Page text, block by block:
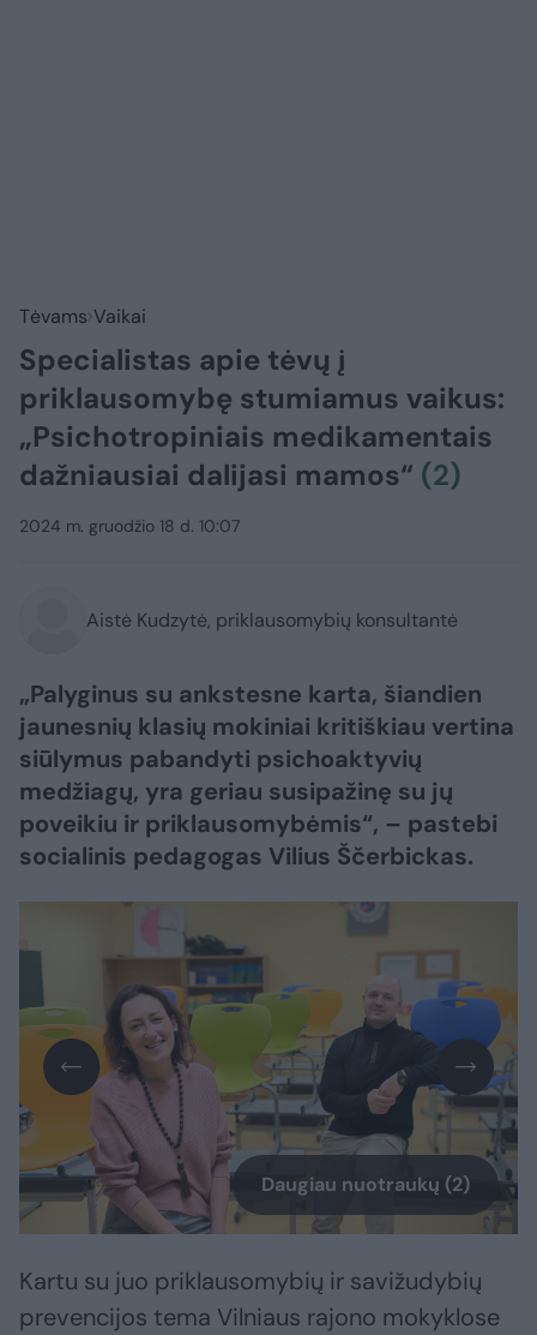
Tėvams Vaikai
Specialistas apie tėvų į
priklausomybę stumiamus vaikus:
„Psichotropiniais medikamentais
dažniausiai dalijasi mamos“ (2)
2024 m. gruodžio 18 d. 10:07
Aistė Kudzytė, priklausomybių konsultantė
„Palyginus su ankstesne karta, šiandien
jaunesnių klasių mokiniai kritiškiau vertina
siūlymus pabandyti psichoaktyvių
medžiagų, yra geriau susipažinę su jų
poveikiu ir priklausomybėmis“, – pastebi
socialinis pedagogas Vilius Ščerbickas.
Daugiau nuotraukų (2)
Kartu su juo priklausomybių ir savižudybių
prevencijos tema Vilniaus rajono mokyklose